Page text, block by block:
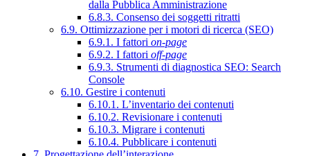
dalla Pubblica Amministrazione
6.8.3. Consenso dei soggetti ritratti
6.9. Ottimizzazione per i motori di ricerca (SEO)
6.9.1. I fattori on-page
6.9.2. I fattori off-page
6.9.3. Strumenti di diagnostica SEO: Search
Console
6.10. Gestire i contenuti
6.10.1. L’inventario dei contenuti
6.10.2. Revisionare i contenuti
6.10.3. Migrare i contenuti
6.10.4. Pubblicare i contenuti